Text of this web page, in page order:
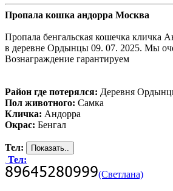
Пропала кошка андорра Москва
Пропала бенгальская кошечка кличка
в деревне Ордынцы 09. 07. 2025. Мы
Вознаграждение гарантируем
Район где потерялся: Деревня
Пол животного: Самка
Кличка: Андорра
Окрас: Бенгал
Тел:
Тел:
(Светлана)